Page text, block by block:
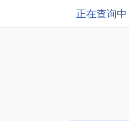
正在查询中